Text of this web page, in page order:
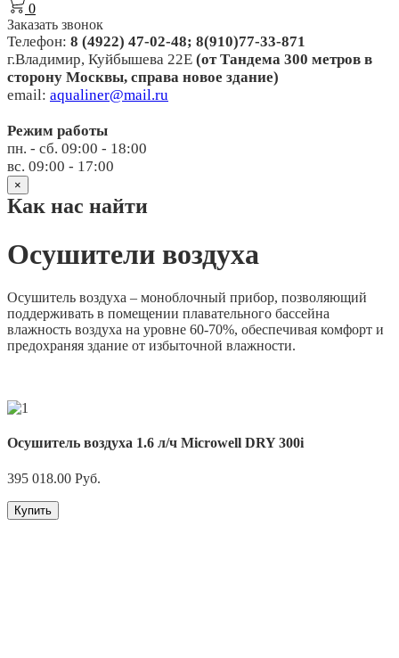
0
Заказать звонок
Телефон: 8 (4922) 47-02-48; 8(910)77-33-871
г.Владимир, Куйбышева 22Е (от Тандема 300 метров в
сторону Москвы, справа новое здание)
email: aqualiner@mail.ru
Режим работы
пн. - сб. 09:00 - 18:00
вс. 09:00 - 17:00
×
Как нас найти
Осушители воздуха
Осушитель воздуха – моноблочный прибор, позволяющий
поддерживать в помещении плавательного бассейна
влажность воздуха на уровне 60-70%, обеспечивая комфорт и
предохраняя здание от избыточной влажности.
Осушитель воздуха 1.6 л/ч Microwell DRY 300i
395 018.00 Руб.
Купить